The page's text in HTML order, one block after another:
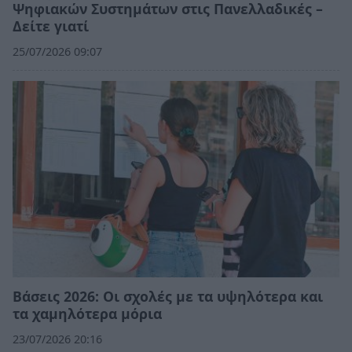
Ψηφιακών Συστημάτων στις Πανελλαδικές –
Δείτε γιατί
25/07/2026 09:07
Βάσεις 2026: Οι σχολές με τα υψηλότερα και
τα χαμηλότερα μόρια
23/07/2026 20:16